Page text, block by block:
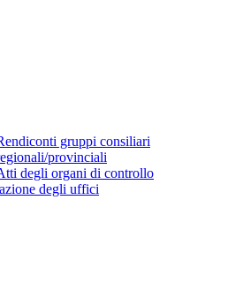
gruppi consiliari
provinciali
degli organi di controllo
degli uffici